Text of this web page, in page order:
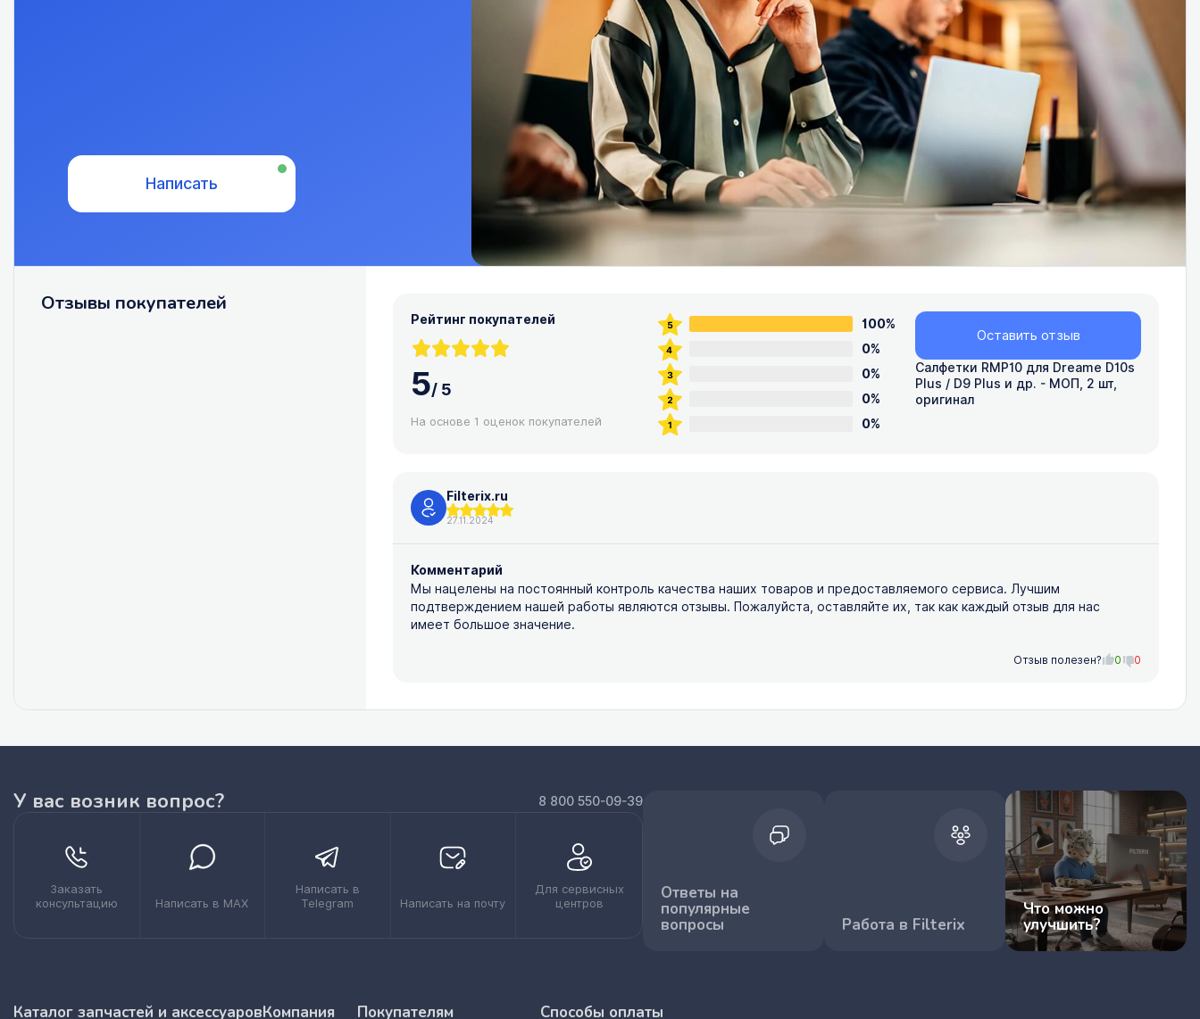
Написать
Отзывы покупателей
Рейтинг покупателей
5/5
На основе 1 оценок покупателей
100%
0%
0%
0%
0%
Салфетки RMP10 для Dreame D10s
Plus / D9 Plus и др. - МОП, 2 шт,
оригинал
Оставить отзыв
Filterix.ru
27.11.2024
Комментарий
Мы нацелены на постоянный контроль качества наших товаров и предоставляемого сервиса. Лучшим
подтверждением нашей работы являются отзывы. Пожалуйста, оставляйте их, так как каждый отзыв для нас
имеет большое значение.
Отзыв полезен? 0 0
У вас возник вопрос? 8 800 550-09-39
Заказать
консультацию
Написать в MAX
Написать в
Telegram
Написать на почту
Для сервисных
центров
Ответы на
популярные
вопросы Работа в Filterix
Что можно
улучшить?
Каталог запчастей и аксессуаровКомпания Покупателям Способы оплаты